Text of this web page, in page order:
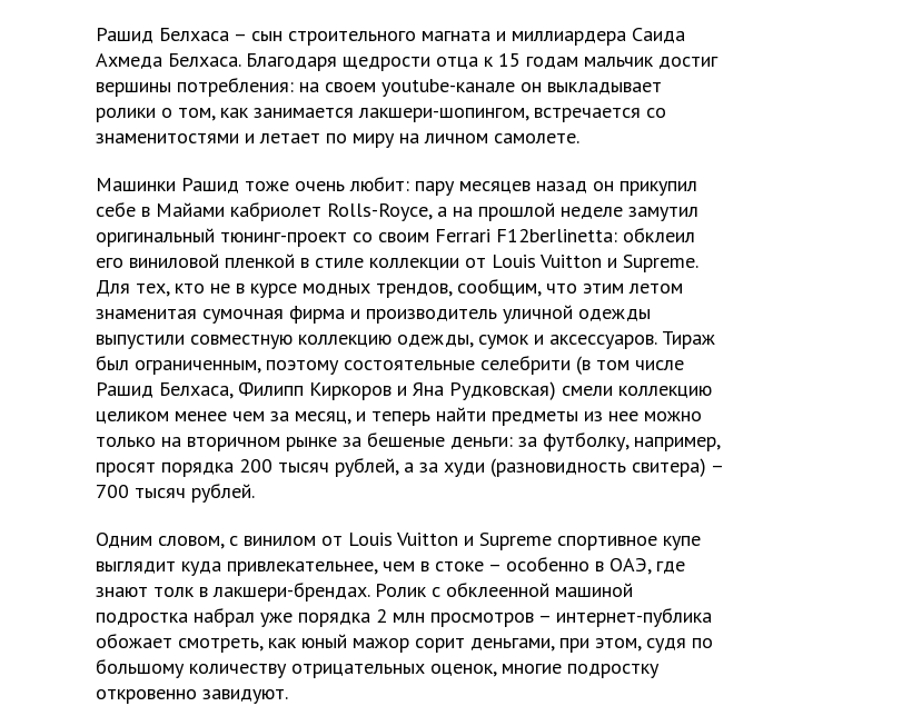
Рашид Белхаса – сын строительного магната и миллиардера Саида
Ахмеда Белхаса. Благодаря щедрости отца к 15 годам мальчик достиг
вершины потребления: на своем youtube-канале он выкладывает
ролики о том, как занимается лакшери-шопингом, встречается со
знаменитостями и летает по миру на личном самолете.
Машинки Рашид тоже очень любит: пару месяцев назад он прикупил
себе в Майами кабриолет Rolls-Royce, а на прошлой неделе замутил
оригинальный тюнинг-проект со своим Ferrari F12berlinetta: обклеил
его виниловой пленкой в стиле коллекции от Louis Vuitton и Supreme.
Для тех, кто не в курсе модных трендов, сообщим, что этим летом
знаменитая сумочная фирма и производитель уличной одежды
выпустили совместную коллекцию одежды, сумок и аксессуаров. Тираж
был ограниченным, поэтому состоятельные селебрити (в том числе
Рашид Белхаса, Филипп Киркоров и Яна Рудковская) смели коллекцию
целиком менее чем за месяц, и теперь найти предметы из нее можно
только на вторичном рынке за бешеные деньги: за футболку, например,
просят порядка 200 тысяч рублей, а за худи (разновидность свитера) –
700 тысяч рублей.
Одним словом, с винилом от Louis Vuitton и Supreme спортивное купе
выглядит куда привлекательнее, чем в стоке – особенно в ОАЭ, где
знают толк в лакшери-брендах. Ролик с обклеенной машиной
подростка набрал уже порядка 2 млн просмотров – интернет-публика
обожает смотреть, как юный мажор сорит деньгами, при этом, судя по
большому количеству отрицательных оценок, многие подростку
откровенно завидуют.